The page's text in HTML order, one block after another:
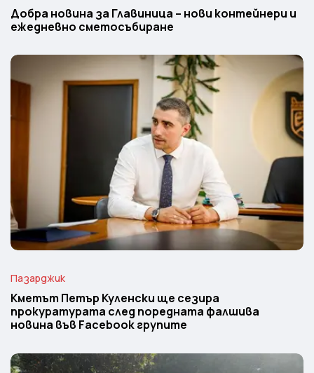
Добра новина за Главиница – нови контейнери и
ежедневно сметосъбиране
Пазарджик
Кметът Петър Куленски ще сезира
прокуратурата след поредната фалшива
новина във Facebook групите